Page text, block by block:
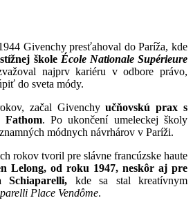
Givenchy presťahoval do Paríža, kde
škole École Nationale Supérieure
najprv kariéru v odbore právo,
do sveta módy.
začal Givenchyučňovskú prax s
Fathom. Po ukončení umeleckej školy
módnych návrhárov v Paríži.
rokov tvoril pre slávne francúzske haute
Lelong, od roku 1947, neskôr aj pre
kde sa stal kreatívnym
Place Vendôme.